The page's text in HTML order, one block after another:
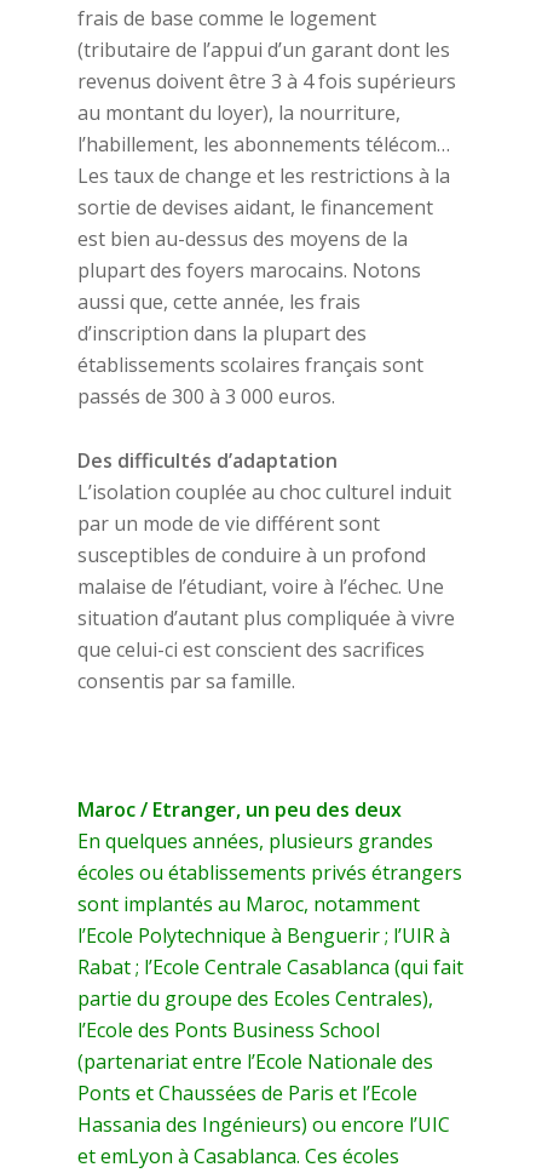
frais de base comme le logement
(tributaire de l’appui d’un garant dont les
revenus doivent être 3 à 4 fois supérieurs
au montant du loyer), la nourriture,
l’habillement, les abonnements télécom…
Les taux de change et les restrictions à la
sortie de devises aidant, le financement
est bien au-dessus des moyens de la
plupart des foyers marocains. Notons
aussi que, cette année, les frais
d’inscription dans la plupart des
établissements scolaires français sont
passés de 300 à 3 000 euros.
Des difficultés d’adaptation
L’isolation couplée au choc culturel induit
par un mode de vie différent sont
susceptibles de conduire à un profond
malaise de l’étudiant, voire à l’échec. Une
situation d’autant plus compliquée à vivre
que celui-ci est conscient des sacrifices
consentis par sa famille.
Maroc / Etranger, un peu des deux
En quelques années, plusieurs grandes
écoles ou établissements privés étrangers
sont implantés au Maroc, notamment
l’Ecole Polytechnique à Benguerir ; l’UIR à
Rabat ; l’Ecole Centrale Casablanca (qui fait
partie du groupe des Ecoles Centrales),
l’Ecole des Ponts Business School
(partenariat entre l’Ecole Nationale des
Ponts et Chaussées de Paris et l’Ecole
Hassania des Ingénieurs) ou encore l’UIC
et emLyon à Casablanca. Ces écoles